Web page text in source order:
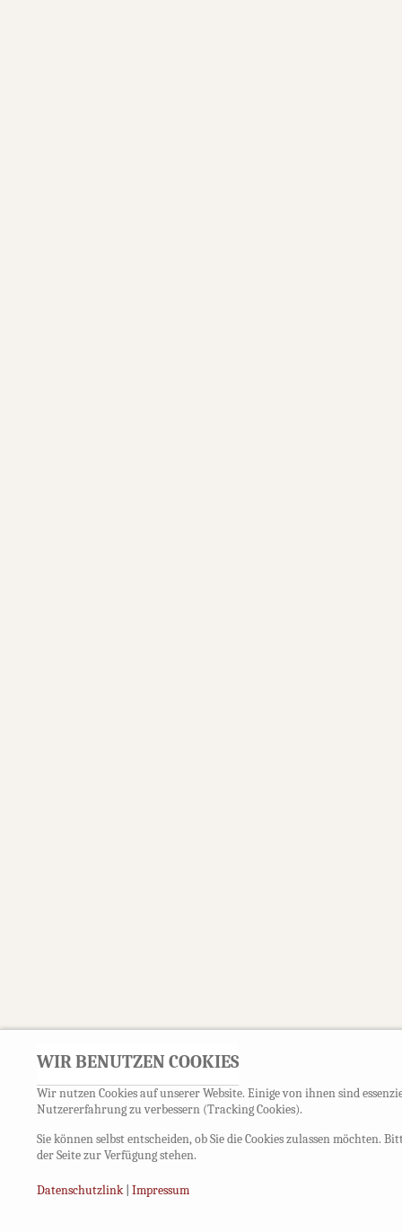
WIR BENUTZEN COOKIES
Wir nutzen Cookies auf unserer Website. Einige von ihnen sind
Nutzererfahrung zu verbessern (Tracking Cookies).
Sie können selbst entscheiden, ob Sie die Cookies zulassen
der Seite zur Verfügung stehen.
Datenschutzlink Impressum